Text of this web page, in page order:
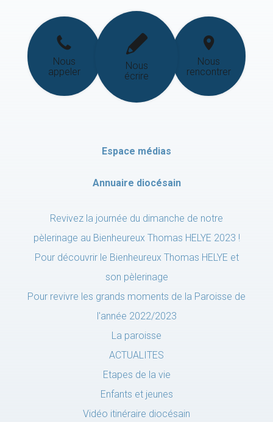
Nous
appeler
Nous
écrire
Nous
rencontrer
Espace médias
Annuaire diocésain
Revivez la journée du dimanche de notre
pèlerinage au Bienheureux Thomas HELYE 2023 !
Pour découvrir le Bienheureux Thomas HELYE et
son pèlerinage
Pour revivre les grands moments de la Paroisse de
l'année 2022/2023
La paroisse
ACTUALITES
Etapes de la vie
Enfants et jeunes
Vidéo itinéraire diocésain